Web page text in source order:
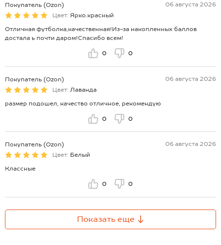
Покупатель (Ozon)
06 августа 2026
Цвет: Ярко.красный
Отличная футболка,качественная!Из-за накопленных баллов
достала ь почти даром!Спасибо всем!
0 0
Покупатель (Ozon)
06 августа 2026
Цвет: Лаванда
размер подошел, качество отличное, рекомендую
0 0
Покупатель (Ozon)
06 августа 2026
Цвет: Белый
Классные
0 0
Показать еще